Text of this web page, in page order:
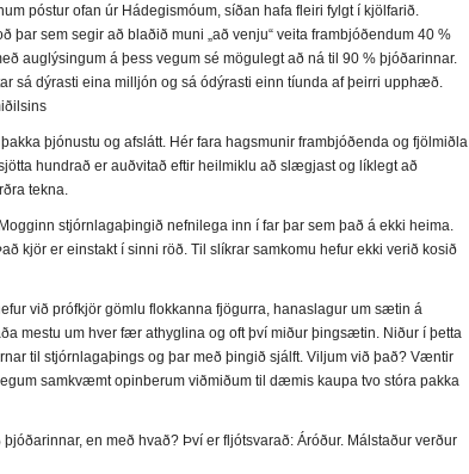
póstur ofan úr Hádegismóum, síðan hafa fleiri fylgt í kjölfarið.
þar sem segir að blaðið muni „að venju“ veita frambjóðendum 40 %
auglýsingum á þess vegum sé mögulegt að ná til 90 % þjóðarinnar.
sá dýrasti eina milljón og sá ódýrasti einn tíunda af þeirri upphæð.
þjónustu og afslátt. Hér fara hagsmunir frambjóðenda og fjölmiðla
hundrað er auðvitað eftir heilmiklu að slægjast og líklegt að
tekna.
stjórnlagaþingið nefnilega inn í far þar sem það á ekki heima.
kjör er einstakt í sinni röð. Til slíkrar samkomu hefur ekki verið kosið
við prófkjör gömlu flokkanna fjögurra, hanaslagur um sætin á
mestu um hver fær athyglina og oft því miður þingsætin. Niður í þetta
til stjórnlagaþings og þar með þingið sjálft. Viljum við það? Væntir
samkvæmt opinberum viðmiðum til dæmis kaupa tvo stóra pakka
en með hvað? Því er fljótsvarað: Áróður. Málstaður verður